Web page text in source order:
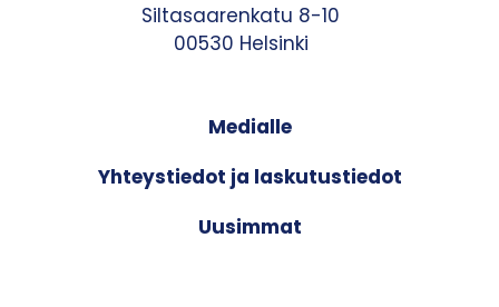
Siltasaarenkatu 8-10
00530 Helsinki
Medialle
Yhteystiedot ja laskutustiedot
Uusimmat